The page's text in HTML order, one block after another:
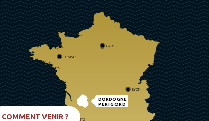
DORDOGNE
PÉRIGORD
PARIS
RENNES
LYON
BIARRITZ
COMMENT VENIR ?